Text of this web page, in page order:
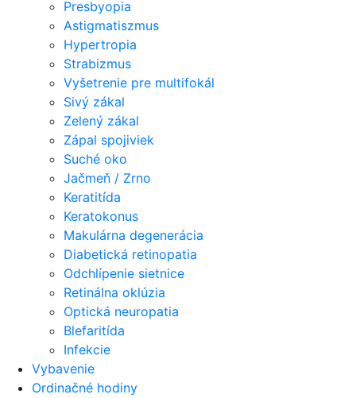
Presbyopia
Astigmatiszmus
Hypertropia
Strabizmus
Vyšetrenie pre multifokál
Sivý zákal
Zelený zákal
Zápal spojiviek
Suché oko
Jačmeň / Zrno
Keratitída
Keratokonus
Makulárna degenerácia
Diabetická retinopatia
Odchlípenie sietnice
Retinálna oklúzia
Optická neuropatia
Blefaritída
Infekcie
Vybavenie
Ordinačné hodiny